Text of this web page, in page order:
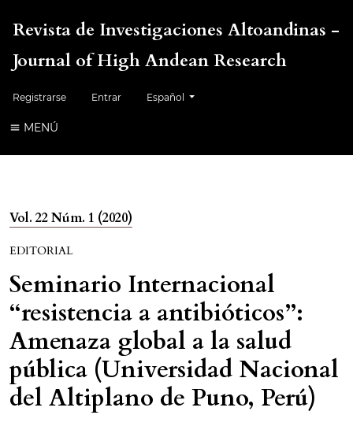
Revista de Investigaciones Altoandinas -
Journal of High Andean Research
Registrarse Entrar Cambiar el idioma. El idioma actual es:
Español
MENÚ
Vol. 22 Núm. 1 (2020)
EDITORIAL
Seminario Internacional
“resistencia a antibióticos”:
Amenaza global a la salud
pública (Universidad Nacional
del Altiplano de Puno, Perú)